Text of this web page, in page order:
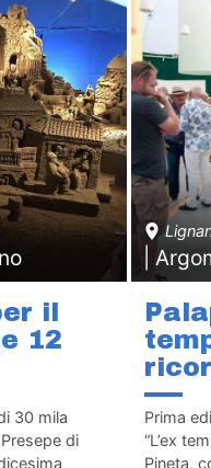
il
12
30 mila
di
|
Prima
“L’ex
Pineta,